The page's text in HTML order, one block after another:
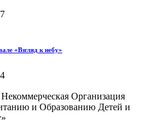
«Взгляд к небу»
Организация
и Образованию Детей и